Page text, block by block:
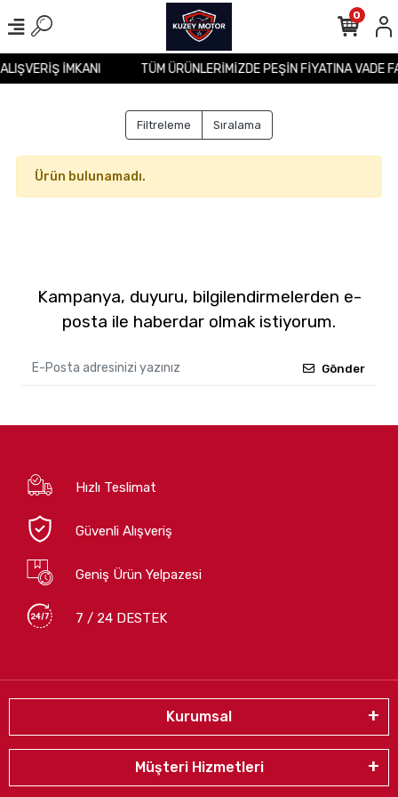
İMKANI TÜM ÜRÜNLERİMİZDE PEŞİN FİYATINA VADE
0
Filtreleme Sıralama
Ürün bulunamadı.
Kampanya, duyuru, bilgilendirmelerden e-
posta ile haberdar olmak istiyorum.
Gönder
Hızlı Teslimat
Güvenli Alışveriş
Geniş Ürün Yelpazesi
7 / 24 DESTEK
Kurumsal
Müşteri Hizmetleri